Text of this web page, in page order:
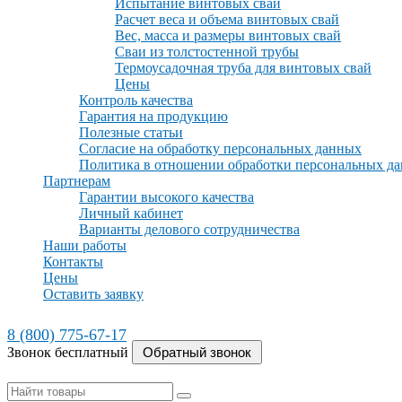
Испытание винтовых свай
Расчет веса и объема винтовых свай
Вес, масса и размеры винтовых свай
Сваи из толстостенной трубы
Термоусадочная труба для винтовых свай
Цены
Контроль качества
Гарантия на продукцию
Полезные статьи
Согласие на обработку персональных данных
Политика в отношении обработки персональных
Партнерам
Гарантии высокого качества
Личный кабинет
Варианты делового сотрудничества
Наши работы
Контакты
Цены
Оставить заявку
8 (800) 775-67-17
Звонок бесплатный